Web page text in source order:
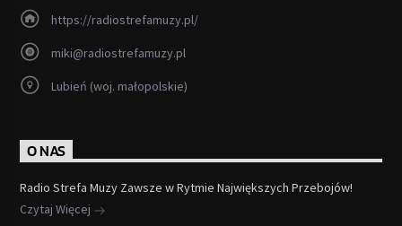
https://radiostrefamuzy.pl/
miki@radiostrefamuzy.pl
Lubień (woj. małopolskie)
O NAS
Radio Strefa Muzy Zawsze w Rytmie Największych Przebojów!
Czytaj Więcej